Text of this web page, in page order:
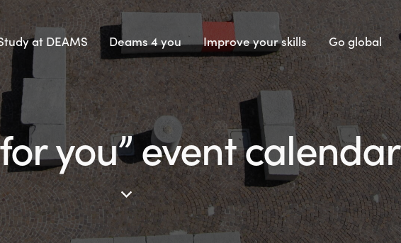
at DEAMS Deams 4 you Improve your skills Go global
you” event calendar